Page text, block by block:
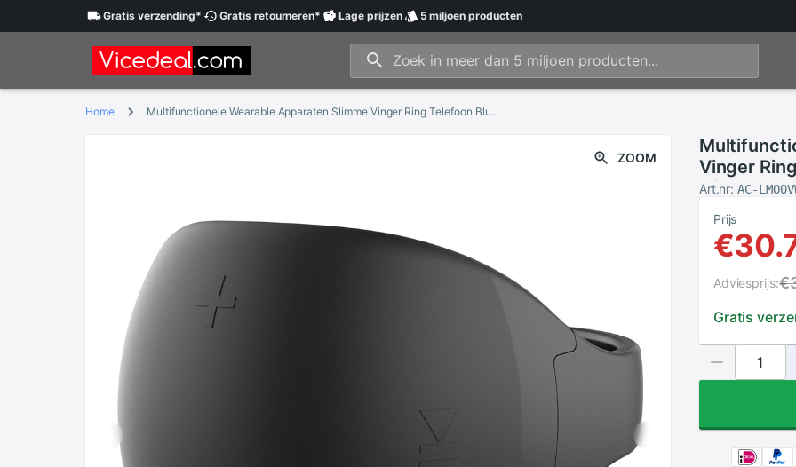
Gratisverzending* Gratisretourneren* Lageprijzen 5 miljoen producten
Home Multifunctionele Wearable Apparaten Slimme Vinger Ring Telefoon Bluetooth Ring Afstandsbediening Bluetooth 5.0 Car Kit Voor Ios Android Tv
ZOOM
Vinger
Ios Android
Art.nr:AC-
Prijs
Gratis
Adviesprijs: